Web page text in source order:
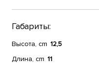
Габариты:
Высота, cm 12,5
Длина, cm 11